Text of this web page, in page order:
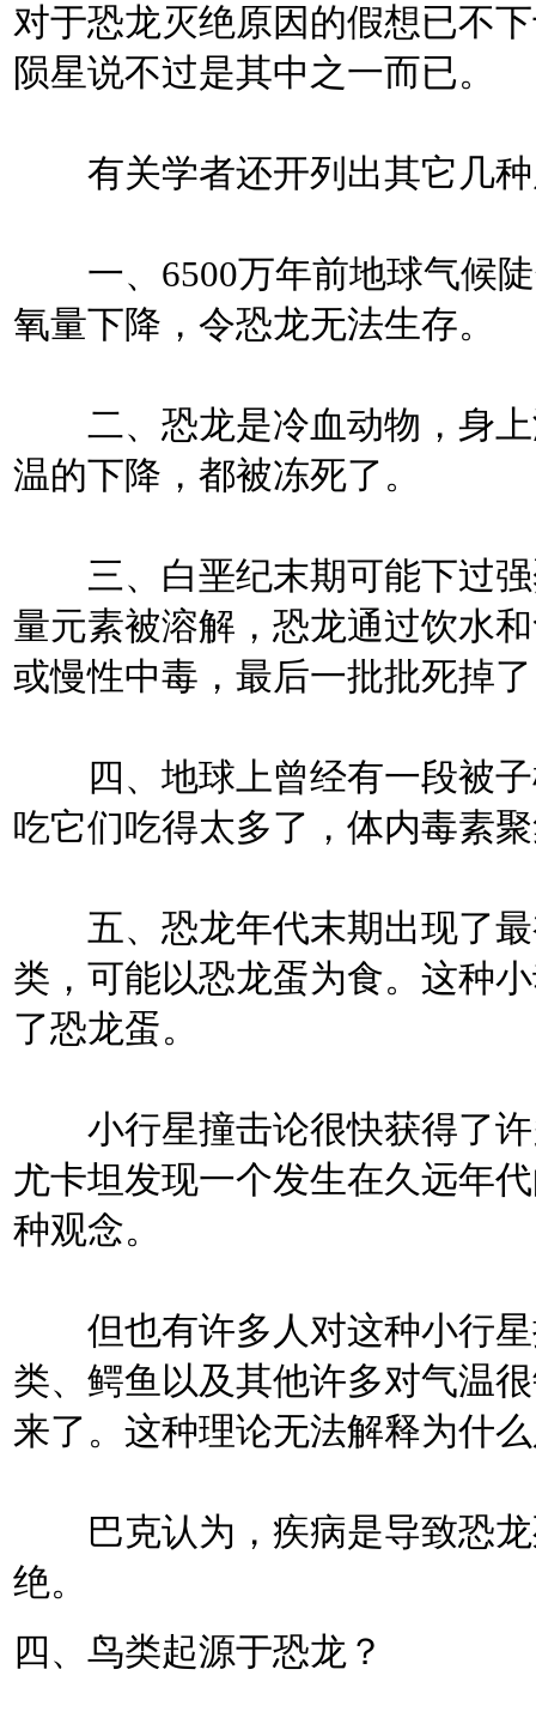
对于恐龙灭绝原因的假想已不
陨星说不过是其中之一而已。
有关学者还开列出其它几种
一、6500万年前地球气候陡
氧量下降，令恐龙无法生存。
二、恐龙是冷血动物，身上
温的下降，都被冻死了。
三、白垩纪末期可能下过强
量元素被溶解，恐龙通过饮水
或慢性中毒，最后一批批死掉
四、地球上曾经有一段被子
吃它们吃得太多了，体内毒素
五、恐龙年代末期出现了最
类，可能以恐龙蛋为食。这种
了恐龙蛋。
小行星撞击论很快获得了许
尤卡坦发现一个发生在久远年
种观念。
但也有许多人对这种小行星
类、鳄鱼以及其他许多对气温
来了。这种理论无法解释为什
巴克认为，疾病是导致恐龙
绝。
四、鸟类起源于恐龙？